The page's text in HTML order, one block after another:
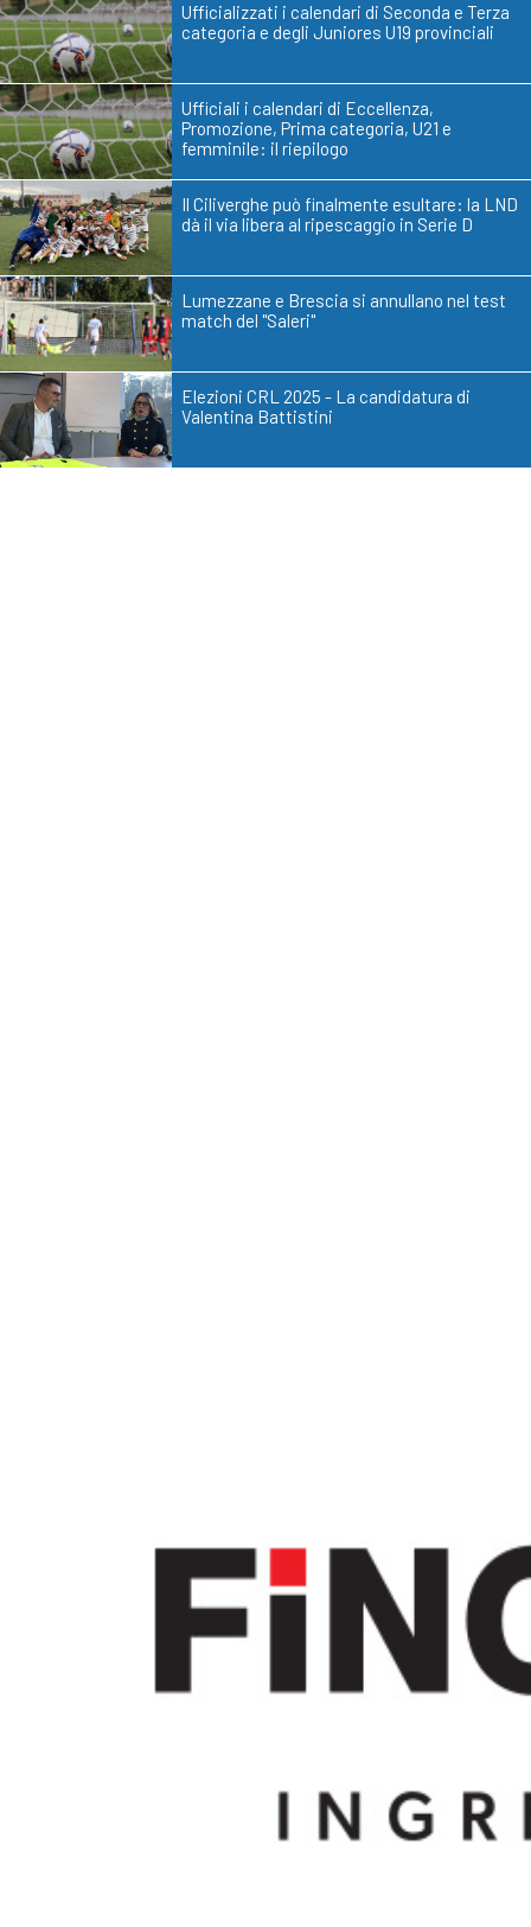
Ufficializzati i calendari di Seconda e Terza
categoria e degli Juniores U19 provinciali
Ufficiali i calendari di Eccellenza,
Promozione, Prima categoria, U21 e
femminile: il riepilogo
Il Ciliverghe può finalmente esultare: la LND
dà il via libera al ripescaggio in Serie D
Lumezzane e Brescia si annullano nel test
match del "Saleri"
Elezioni CRL 2025 - La candidatura di
Valentina Battistini